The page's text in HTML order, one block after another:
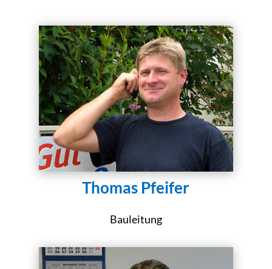
Thomas Pfeifer
Bauleitung